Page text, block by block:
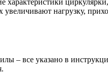
нагрузку,
– все указано в